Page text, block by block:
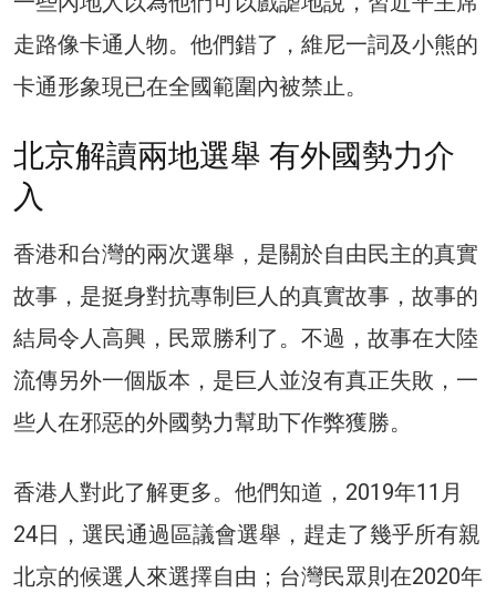
走路像卡通人物。他們錯了，維尼一詞及小熊的
卡通形象現已在全國範圍內被禁止。
北京解讀兩地選舉 有外國勢力介
入
香港和台灣的兩次選舉，是關於自由民主的真實
故事，是挺身對抗專制巨人的真實故事，故事的
結局令人高興，民眾勝利了。不過，故事在大陸
流傳另外一個版本，是巨人並沒有真正失敗，一
些人在邪惡的外國勢力幫助下作弊獲勝。
香港人對此了解更多。他們知道，2019年11月
24日，選民通過區議會選舉，趕走了幾乎所有親
北京的候選人來選擇自由；台灣民眾則在2020年